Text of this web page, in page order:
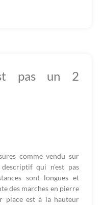
pas un 2
comme vendu sur
qui n'est pas
sont longues et
des marches en pierre
place est à la hauteur